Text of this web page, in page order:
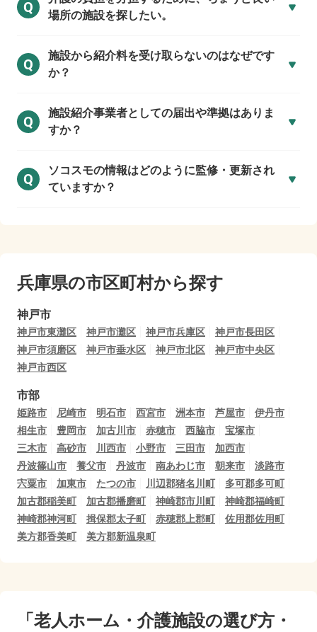
Q
場所の施設を探したい。
Q
施設から紹介料を受け取らないのはなぜです
か？
Q
施設紹介事業者としての届出や準拠はありま
すか？
Q
ソコスモの情報はどのように監修・更新され
ていますか？
兵庫県の市区町村から探す
神戸市
神戸市東灘区 神戸市灘区 神戸市兵庫区
神戸市長田区
神戸市須磨区
神戸市垂水区 神戸市北区
神戸市中央区
神戸市西区
市部
姫路市 尼崎市 明石市 西宮市 洲本市 芦屋市
伊丹市
相生市
豊岡市 加古川市 赤穂市 西脇市
宝塚市
三木市
高砂市 川西市 小野市 三田市
加西市
丹波篠山市
養父市 丹波市 南あわじ市 朝来市
淡路市
宍粟市
加東市 たつの市 川辺郡猪名川町
多可郡多可町
加古郡稲美町
加古郡播磨町 神崎郡市川町
神崎郡福崎町
神崎郡神河町
揖保郡太子町 赤穂郡上郡町
佐用郡佐用町
美方郡香美町
美方郡新温泉町
「老人ホーム・介護施設の選び方・